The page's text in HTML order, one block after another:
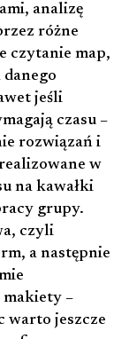
analizę
różne
czytanie map,
jeśli
czasu –
rozwiązań i
w
na kawałki
grupy.
czyli
a następnie
makiety –
warto jeszcze